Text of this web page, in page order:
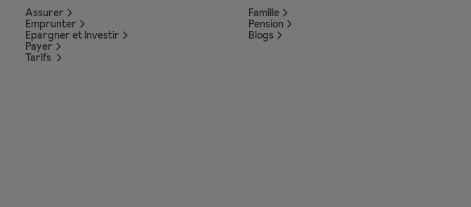
Assurer
Emprunter
Epargner et Investir
Payer
Tarifs
Famille
Pension
Blogs